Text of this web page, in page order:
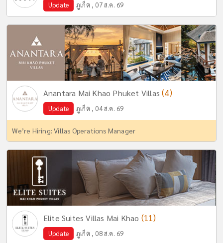
Update ภูเก็ต , 07 ส.ค. 69
Anantara Mai Khao Phuket Villas(4)
Update ภูเก็ต , 04 ส.ค. 69
We’re Hiring: Villas Operations Manager
Elite Suites Villas Mai Khao (11)
Update ภูเก็ต , 08 ส.ค. 69